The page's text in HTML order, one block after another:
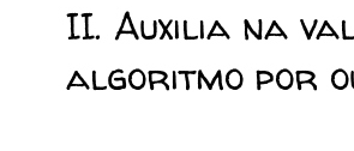
II. Auxilia na
algoritmo por